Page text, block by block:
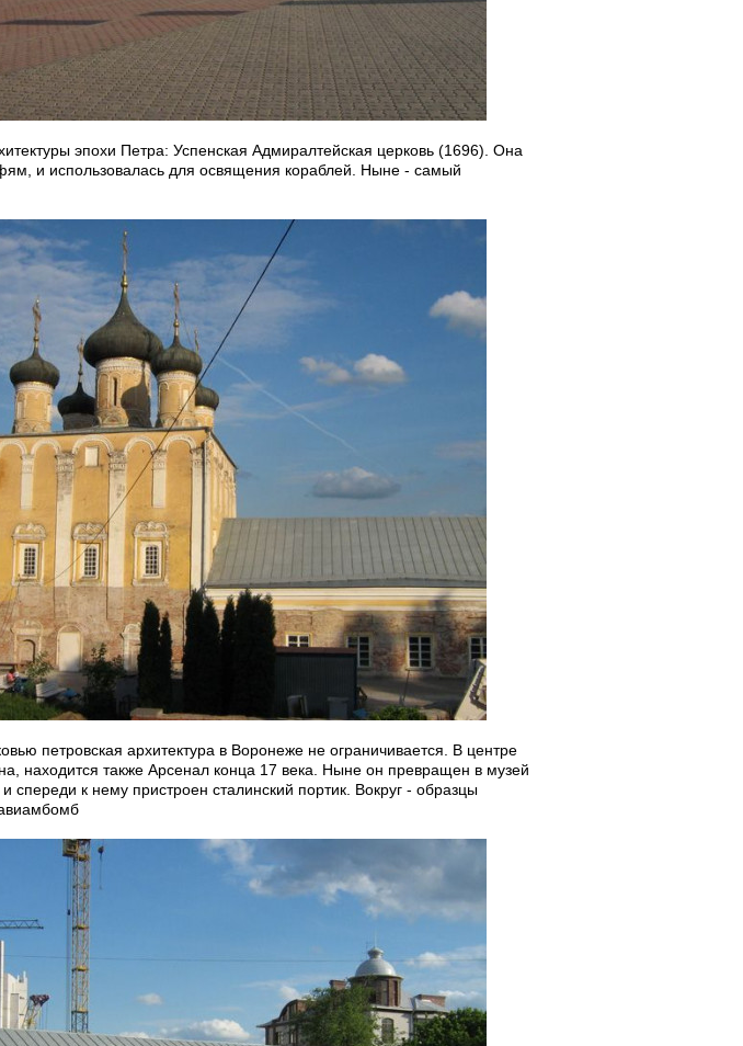
эпохи Петра: Успенская Адмиралтейская церковь (1696). Она
и использовалась для освящения кораблей. Ныне - самый
петровская архитектура в Воронеже не ограничивается. В центре
находится также Арсенал конца 17 века. Ныне он превращен в музей
спереди к нему пристроен сталинский портик. Вокруг - образцы